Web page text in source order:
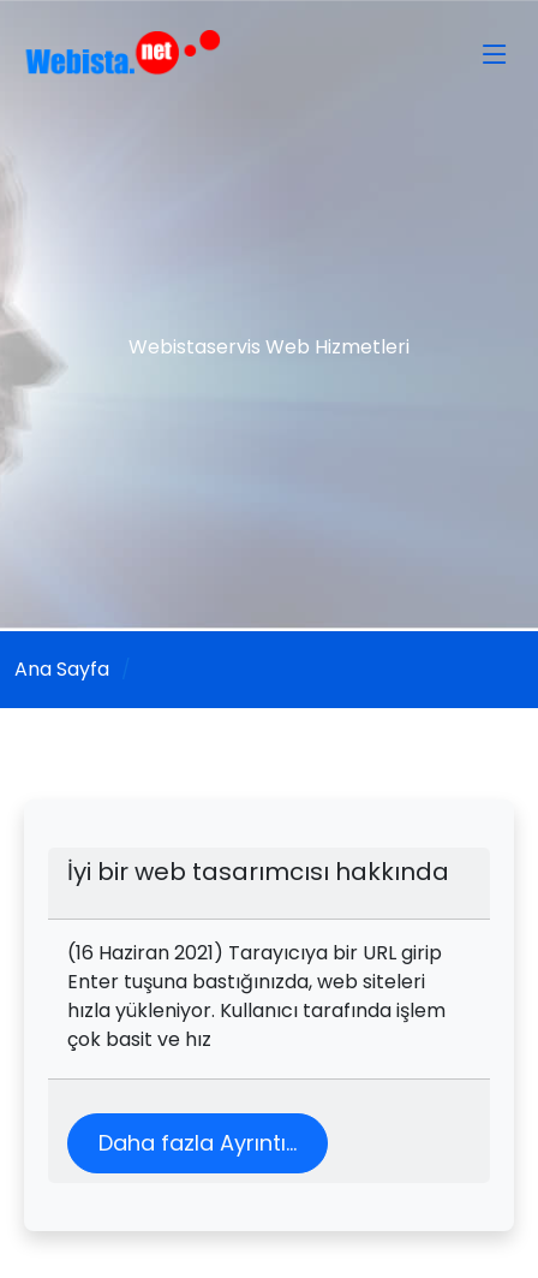
Webistaservis Web Hizmetleri
Ana Sayfa
İyi bir web tasarımcısı hakkında
(16 Haziran 2021) Tarayıcıya bir URL girip
Enter tuşuna bastığınızda, web siteleri
hızla yükleniyor. Kullanıcı tarafında işlem
çok basit ve hız
Daha fazla Ayrıntı...